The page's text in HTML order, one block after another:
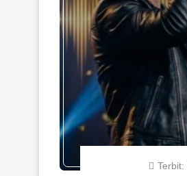
Terbit: